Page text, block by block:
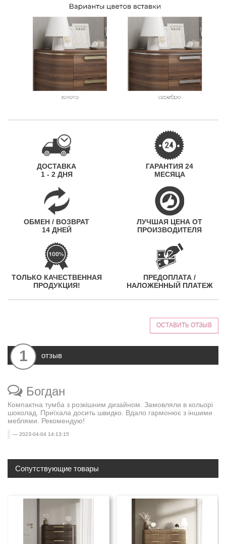
ДОСТАВКА
1 - 2 ДНЯ
ГАРАНТИЯ 24
МЕСЯЦА
ОБМЕН / ВОЗВРАТ
14 ДНЕЙ
ЛУЧШАЯ ЦЕНА ОТ
ПРОИЗВОДИТЕЛЯ
ТОЛЬКО КАЧЕСТВЕННАЯ
ПРОДУКЦИЯ!
ПРЕДОПЛАТА /
НАЛОЖЕННЫЙ ПЛАТЕЖ
ОСТАВИТЬ ОТЗЫВ
1 отзыв
Богдан
Компактна тумба з розкішним дизайном. Замовляли в кольорі
шоколад. Приїхала досить швидко. Вдало гармонює з іншими
меблями. Рекомендую!
2023-04-04 14:13:15
Сопутствующие товары